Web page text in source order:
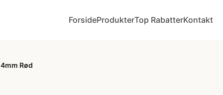
ForsideProdukterTop RabatterKontakt
Rød